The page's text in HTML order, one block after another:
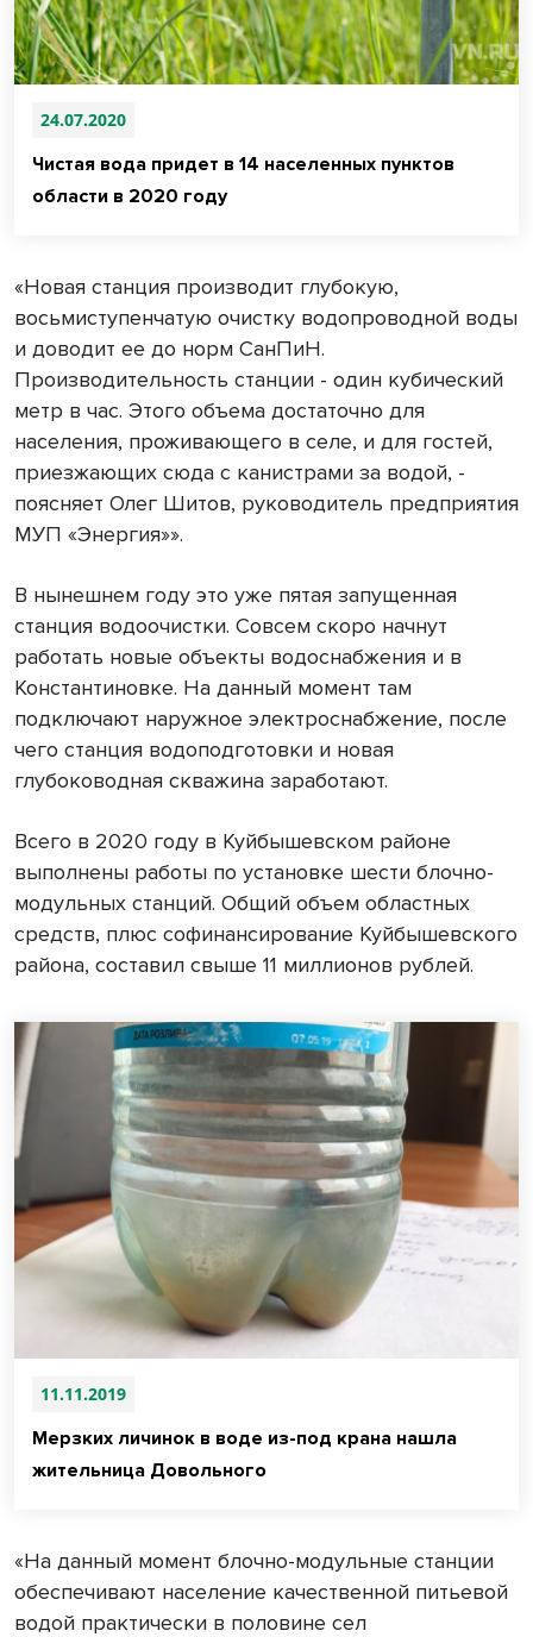
24.07.2020
Чистая вода придет в 14 населенных пунктов
области в 2020 году
«Новая станция производит глубокую,
восьмиступенчатую очистку водопроводной воды
и доводит ее до норм СанПиН.
Производительность станции - один кубический
метр в час. Этого объема достаточно для
населения, проживающего в селе, и для гостей,
приезжающих сюда с канистрами за водой, -
поясняет Олег Шитов, руководитель предприятия
МУП «Энергия»».
В нынешнем году это уже пятая запущенная
станция водоочистки. Совсем скоро начнут
работать новые объекты водоснабжения и в
Константиновке. На данный момент там
подключают наружное электроснабжение, после
чего станция водоподготовки и новая
глубоководная скважина заработают.
Всего в 2020 году в Куйбышевском районе
выполнены работы по установке шести блочно-
модульных станций. Общий объем областных
средств, плюс софинансирование Куйбышевского
района, составил свыше 11 миллионов рублей.
11.11.2019
Мерзких личинок в воде из-под крана нашла
жительница Довольного
«На данный момент блочно-модульные станции
обеспечивают население качественной питьевой
водой практически в половине сел